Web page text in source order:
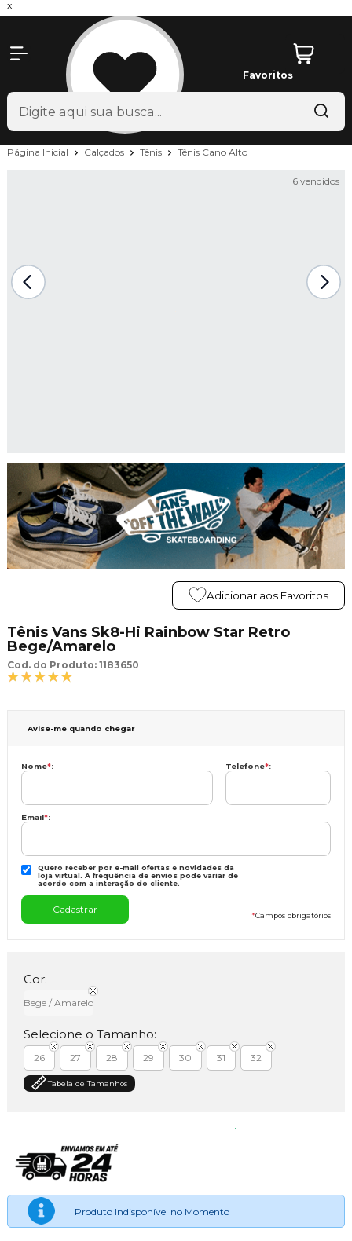
x
Favoritos
Página Inicial Calçados Tênis Tênis Cano Alto
6 vendidos
Adicionar aos Favoritos
Tênis Vans Sk8-Hi Rainbow Star Retro
Bege/Amarelo
Cod. do Produto: 1183650
Avise-me quando chegar
Nome*: Telefone*:
Email*:
Quero receber por e-mail ofertas e novidades da
loja virtual. A frequência de envios pode variar de
acordo com a interação do cliente.
*Campos obrigatórios
Cor:
Bege / Amarelo
Selecione o Tamanho:
26 27 28 29 30 31 32
Tabela de Tamanhos
Produto Indisponível no Momento